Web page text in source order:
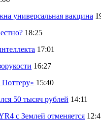
универсальная вакцина
18:25
17:01
16:27
15:40
50 тысяч рублей 14:11
с Землей отменяется